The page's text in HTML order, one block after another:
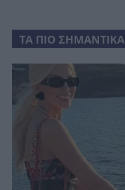
ΤΑ ΠΙΟ ΣΗΜΑΝΤΙΚΑ